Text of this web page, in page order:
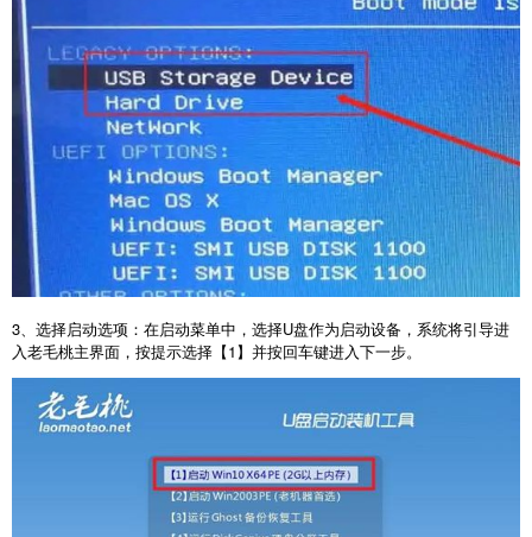
3 、选择启动选项：在启动菜单中，选择U盘作为启动设备，系统将引导进
入老毛桃主界面，按提示选择【1】并按回车键进入下一步。